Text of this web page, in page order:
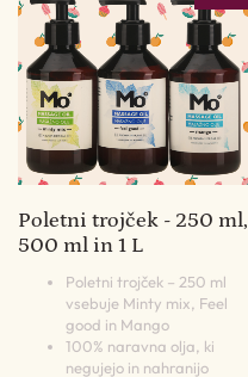
Poletni trojček - 250 ml,
500 ml in 1 L
Poletni trojček – 250 ml
vsebuje Minty mix, Feel
good in Mango
100% naravna olja, ki
negujejo in nahranijo